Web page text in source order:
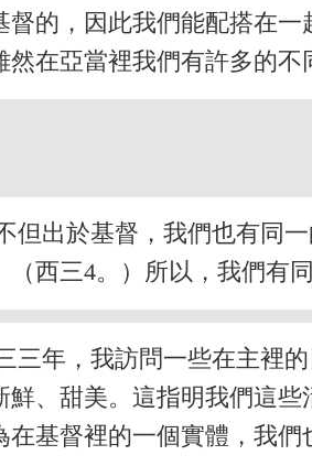
督的，因此我們能配搭在
然在亞當裡我們有許多的不
但出於基督，我們也有同
（西三4。）所以，我們有同
三年，我訪問一些在主裡
鮮、甜美。這指明我們這
在基督裡的一個實體，我們